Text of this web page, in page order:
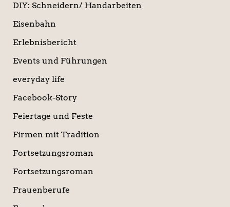
DIY: Schneidern/ Handarbeiten
Eisenbahn
Erlebnisbericht
Events und Führungen
everyday life
Facebook-Story
Feiertage und Feste
Firmen mit Tradition
Fortsetzungsroman
Fortsetzungsroman
Frauenberufe